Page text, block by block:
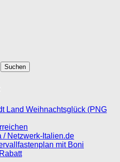
Suchen
Land Weihnachtsglück (PNG
/ Netzwerk-Italien.de
mit Boni